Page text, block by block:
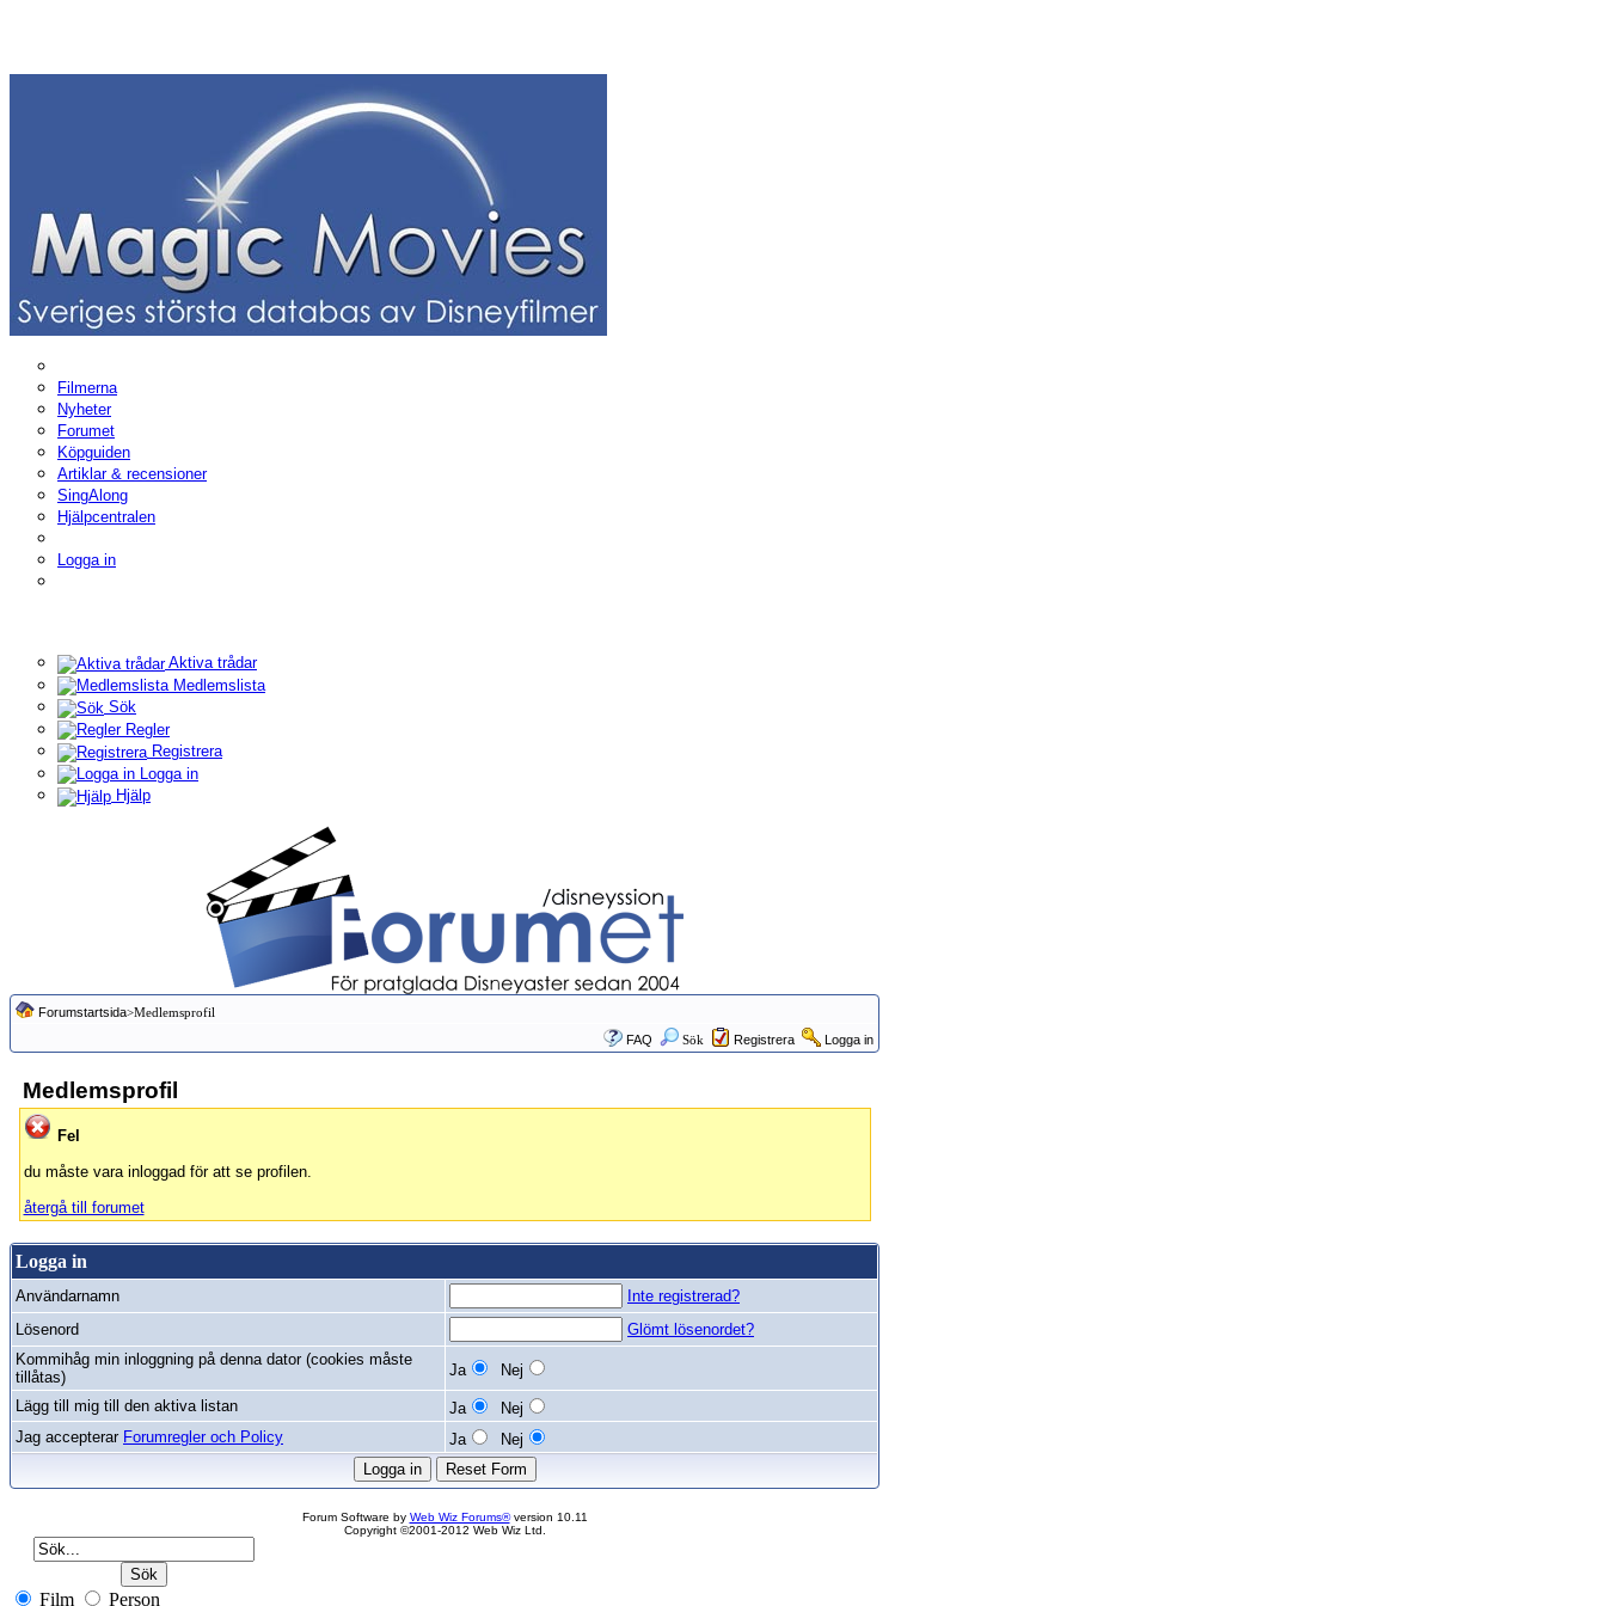
Filmerna
Nyheter
Forumet
Köpguiden
Artiklar & recensioner
SingAlong
Hjälpcentralen
Logga in
Aktiva trådar
Medlemslista
Sök
Regler
Registrera
Logga in
Hjälp
Forumstartsida>Medlemsprofil
FAQ
Sök Registrera Logga in
Medlemsprofil
Fel
du måste vara inloggad för att se profilen.
återgå till forumet
Logga in
Användarnamn
Inte registrerad?
Lösenord
Glömt lösenordet?
Kommihåg min inloggning på denna dator (cookies måste
tillåtas)
Ja
Nej
Lägg till mig till den aktiva listan
Ja
Nej
Jag accepterar Forumregler och Policy Ja Nej
Forum Software by Web Wiz Forums®version 10.11
Copyright ©2001-2012 Web Wiz Ltd.
Film Person